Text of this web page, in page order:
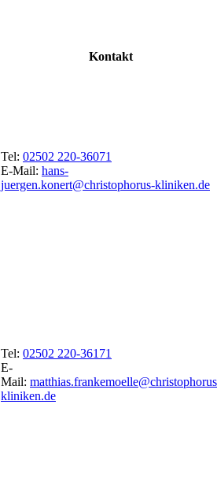
Kontakt
Tel: 02502 220-36071
E-Mail: hans-
juergen.konert@christophorus-kliniken.de
Tel: 02502 220-36171
E-
Mail:
kliniken.de